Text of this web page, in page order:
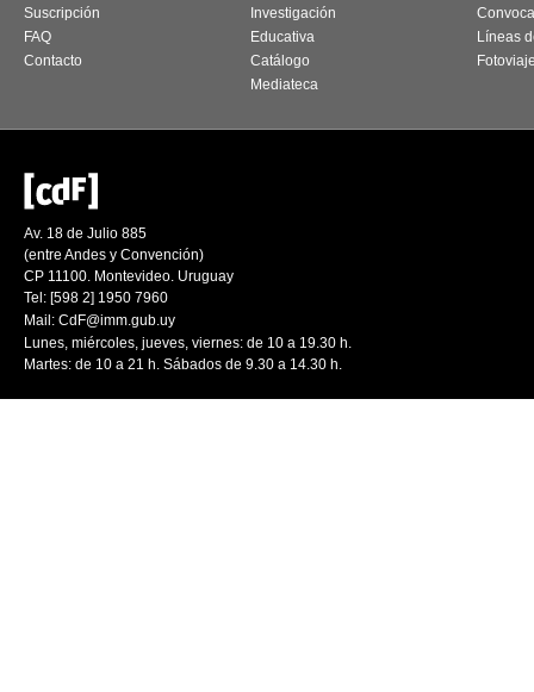
Suscripción
FAQ
Contacto
Investigación
Educativa
Catálogo
Mediateca
Líneas
Av. 18 de Julio 885
(entre Andes y Convención)
CP 11100. Montevideo. Uruguay
Tel: [598 2] 1950 7960
Mail: CdF@imm.gub.uy
Lunes, miércoles, jueves, viernes: de 10 a 19.30 h.
Martes: de 10 a 21 h. Sábados de 9.30 a 14.30 h.